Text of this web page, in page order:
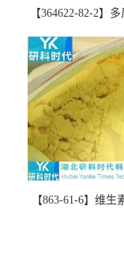
【364622-82-2】
精品科研试剂-湖
科技-“研”无止境
新！支持三方验证
制；检测图谱；
支持！
【863-61-6】维生